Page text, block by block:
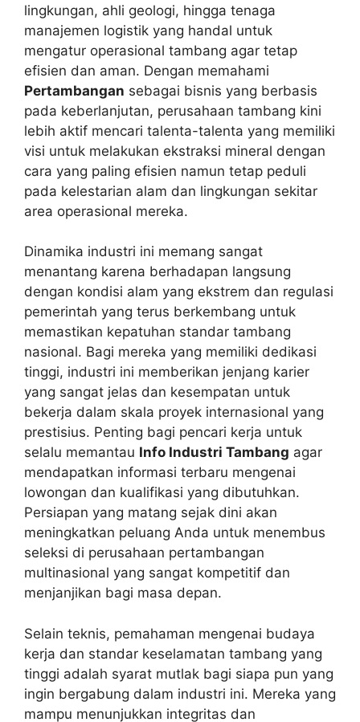
lingkungan, ahli geologi, hingga tenaga
manajemen logistik yang handal untuk
mengatur operasional tambang agar tetap
efisien dan aman. Dengan memahami
Pertambangan sebagai bisnis yang berbasis
pada keberlanjutan, perusahaan tambang kini
lebih aktif mencari talenta-talenta yang memiliki
visi untuk melakukan ekstraksi mineral dengan
cara yang paling efisien namun tetap peduli
pada kelestarian alam dan lingkungan sekitar
area operasional mereka.
Dinamika industri ini memang sangat
menantang karena berhadapan langsung
dengan kondisi alam yang ekstrem dan regulasi
pemerintah yang terus berkembang untuk
memastikan kepatuhan standar tambang
nasional. Bagi mereka yang memiliki dedikasi
tinggi, industri ini memberikan jenjang karier
yang sangat jelas dan kesempatan untuk
bekerja dalam skala proyek internasional yang
prestisius. Penting bagi pencari kerja untuk
selalu memantau Info Industri Tambang agar
mendapatkan informasi terbaru mengenai
lowongan dan kualifikasi yang dibutuhkan.
Persiapan yang matang sejak dini akan
meningkatkan peluang Anda untuk menembus
seleksi di perusahaan pertambangan
multinasional yang sangat kompetitif dan
menjanjikan bagi masa depan.
Selain teknis, pemahaman mengenai budaya
kerja dan standar keselamatan tambang yang
tinggi adalah syarat mutlak bagi siapa pun yang
ingin bergabung dalam industri ini. Mereka yang
mampu menunjukkan integritas dan